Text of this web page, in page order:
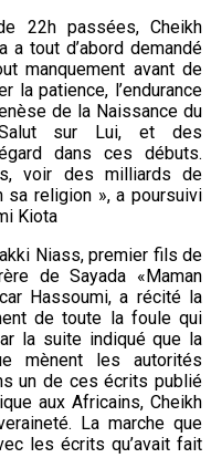
22h passées, Cheikh
a tout d’abord demandé
manquement avant de
la patience, l’endurance
de la Naissance du
sur Lui, et des
dans ces débuts.
voir des milliards de
sa religion », a poursuivi
Kiota
Niass, premier fils de
de Sayada «Maman
Hassoumi, a récité la
de toute la foule qui
la suite indiqué que la
mènent les autorités
un de ces écrits publié
aux Africains, Cheikh
La marche que
les écrits qu’avait fait